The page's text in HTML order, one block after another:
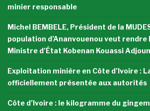
minier responsable
Michel BEMBELE, Président de la
population d’Ananvouenou veut rendre
Ministre d’État Kobenan Kouassi
Exploitation minière en Côte d’Ivoire :
officiellement présentée aux autorités
Côte d’Ivoire : le kilogramme du